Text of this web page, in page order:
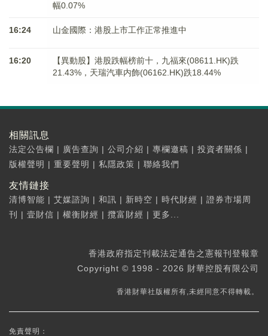
幅0.07%
16:24 山金國際：港股上市工作正常推進中
16:20
【異動股】港股跌幅榜前十，九福來(08611.HK)跌
21.43%，天瑞汽車内飾(06162.HK)跌18.44%
相關訊息
法定公告欄 | 廣告查詢 | 公司介紹 | 專欄邀稿 | 投資者關係 |
版權聲明 | 重要聲明 | 私隱政策 | 聯絡我們
友情鏈接
清博智能 | 艾媒諮詢 | 和訊 | 新時空 | 時代財經 | 證券市場周
刊
| 壹財信 | 權衡財經 | 攬富財經 | 更多...
香港政府指定刊載法定通告之憲報刊登報章
Copyright © 1998 - 2026 財華控股有限公司
香港財華社版權所有,未經同意不得轉載。
免責聲明：